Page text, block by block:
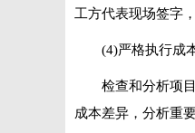
工方代表现场签字
(4)严格执行成
检查和分析项
成本差异，分析重